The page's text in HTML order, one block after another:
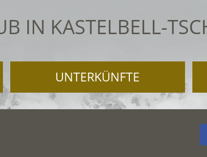
IN KASTELBELL-
UNTERKÜNFTE